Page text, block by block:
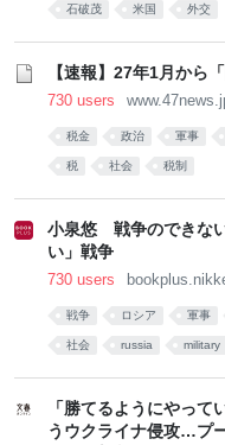
石破茂 米国 外交
【速報】27年1月から
730 users
税金 政治 軍事
税 社会 税制
小泉悠 戦争のできな
い」戦争
730 users
戦争 ロシア 軍事
社会 russia military
「勝てるようにやっ
うウクライナ侵攻…プ